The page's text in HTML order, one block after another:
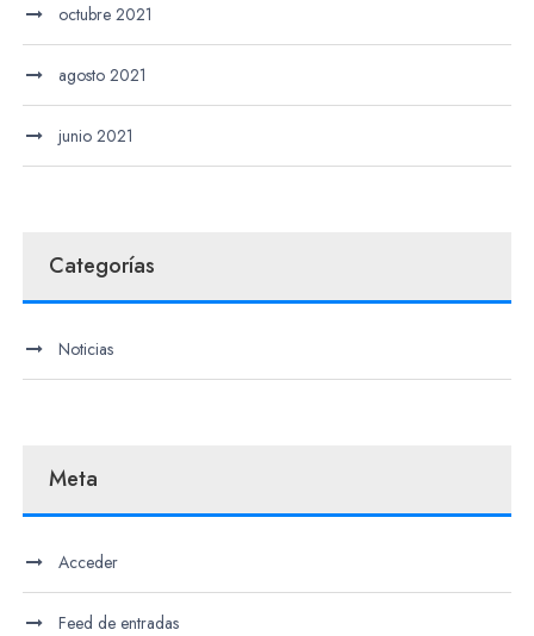
octubre 2021
agosto 2021
junio 2021
Categorías
Noticias
Meta
Acceder
Feed de entradas